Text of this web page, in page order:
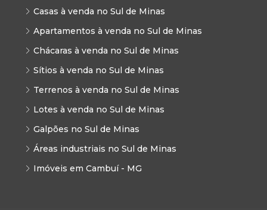
Casas à venda no Sul de Minas
Apartamentos à venda no Sul de Minas
Chácaras à venda no Sul de Minas
Sítios à venda no Sul de Minas
Terrenos à venda no Sul de Minas
Lotes à venda no Sul de Minas
Galpões no Sul de Minas
Áreas industriais no Sul de Minas
Imóveis em Cambuí - MG